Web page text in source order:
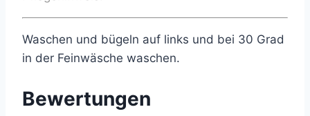
Waschen und bügeln auf links und bei 30 Grad
in der Feinwäsche waschen.
Bewertungen